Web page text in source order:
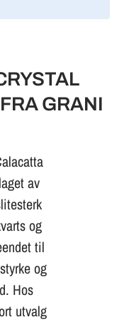
GRANI
av
og
til
og
Hos
utvalg